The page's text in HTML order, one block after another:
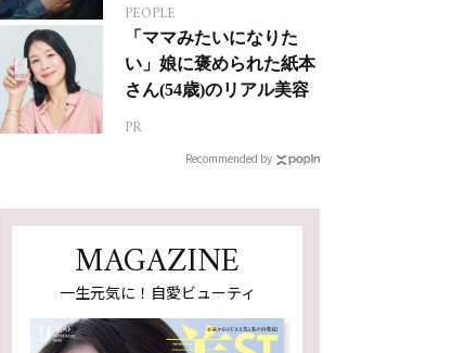
ジカルへの挑戦
PEOPLE
「ママみたいになりた
い」娘に褒められた紙本
さん(54歳)のリアル美容
PR
Recommended by
MAGAZINE
一生元気に！自愛ビューティ